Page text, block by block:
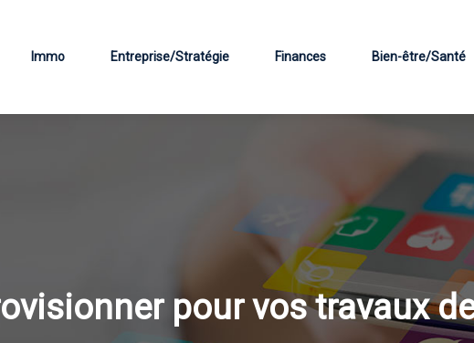
Immo Entreprise/Stratégie Finances Bien-être/Santé
pour vos travaux